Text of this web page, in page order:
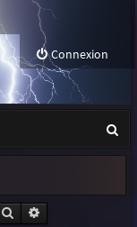
Connexion
e
Rechercher